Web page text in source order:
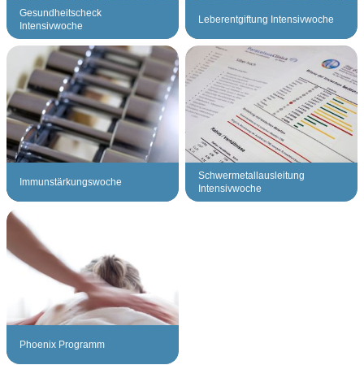
Gesundheitscheck
Intensivwoche
Leberentgiftung Intensivwoche
Immunstärkungswoche
Schwermetallausleitung
Intensivwoche
Phoenix Programm